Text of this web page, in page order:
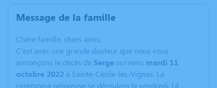
Message de la famille
Chère famille, chers amis,
C'est avec une grande douleur que nous vous
annonçons le décès de Serge survenu mardi 11
octobre 2022 à Sainte-Cécile-les-Vignes. La
cérémonie religieuse se déroulera le vendredi 14